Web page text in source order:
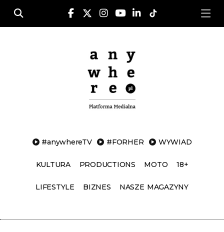
#anywhereTV #FORHER WYWIAD
KULTURA PRODUCTIONS MOTO 18+
LIFESTYLE BIZNES NASZE MAGAZYNY